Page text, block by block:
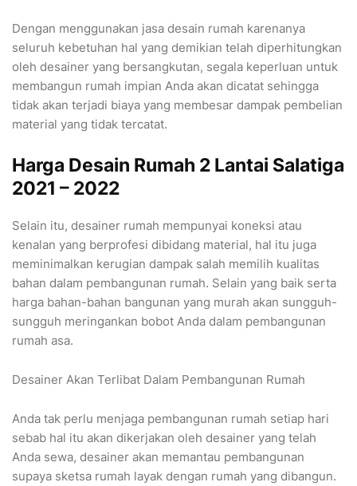
Dengan menggunakan jasa desain rumah karenanya
seluruh kebetuhan hal yang demikian telah diperhitungkan
oleh desainer yang bersangkutan, segala keperluan untuk
membangun rumah impian Anda akan dicatat sehingga
tidak akan terjadi biaya yang membesar dampak pembelian
material yang tidak tercatat.
Harga Desain Rumah 2 Lantai Salatiga
2021 – 2022
Selain itu, desainer rumah mempunyai koneksi atau
kenalan yang berprofesi dibidang material, hal itu juga
meminimalkan kerugian dampak salah memilih kualitas
bahan dalam pembangunan rumah. Selain yang baik serta
harga bahan-bahan bangunan yang murah akan sungguh-
sungguh meringankan bobot Anda dalam pembangunan
rumah asa.
Desainer Akan Terlibat Dalam Pembangunan Rumah
Anda tak perlu menjaga pembangunan rumah setiap hari
sebab hal itu akan dikerjakan oleh desainer yang telah
Anda sewa, desainer akan memantau pembangunan
supaya sketsa rumah layak dengan rumah yang dibangun.